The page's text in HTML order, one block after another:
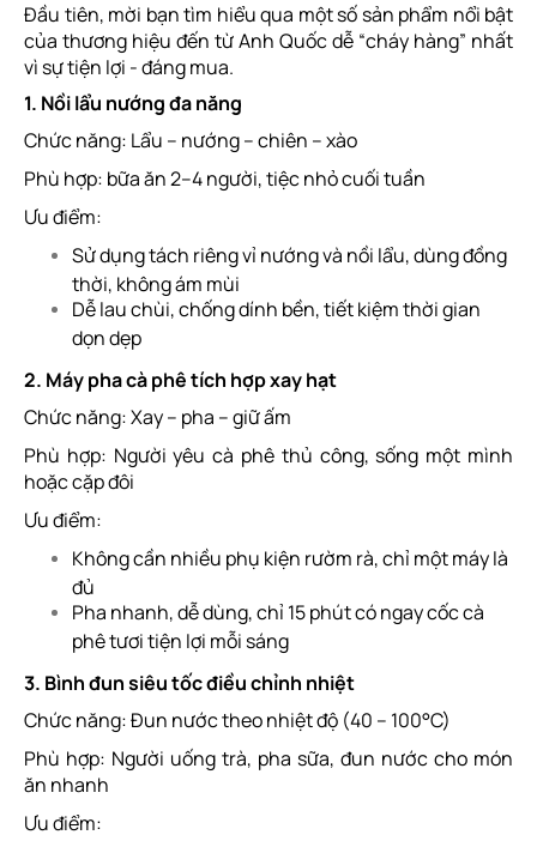
Đầu tiên, mời bạn tìm hiểu qua một số sản phẩm nổi bật
của thương hiệu đến từ Anh Quốc dễ “cháy hàng” nhất
vì sự tiện lợi - đáng mua.
1. Nồi lẩu nướng đa năng
Chức năng: Lẩu – nướng – chiên – xào
Phù hợp: bữa ăn 2–4 người, tiệc nhỏ cuối tuần
Ưu điểm:
Sử dụng tách riêng vỉ nướng và nồi lẩu, dùng đồng
thời, không ám mùi
Dễ lau chùi, chống dính bền, tiết kiệm thời gian
dọn dẹp
2. Máy pha cà phê tích hợp xay hạt
Chức năng: Xay – pha – giữ ấm
Phù hợp: Người yêu cà phê thủ công, sống một mình
hoặc cặp đôi
Ưu điểm:
Không cần nhiều phụ kiện rườm rà, chỉ một máy là
đủ
Pha nhanh, dễ dùng, chỉ 15 phút có ngay cốc cà
phê tươi tiện lợi mỗi sáng
3. Bình đun siêu tốc điều chỉnh nhiệt
Chức năng: Đun nước theo nhiệt độ (40 – 100°C)
Phù hợp: Người uống trà, pha sữa, đun nước cho món
ăn nhanh
Ưu điểm: